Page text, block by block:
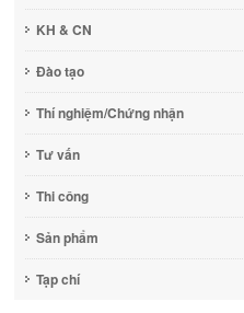
KH & CN
Đào tạo
Thí nghiệm/Chứng nhận
Tư vấn
Thi công
Sản phẩm
Tạp chí